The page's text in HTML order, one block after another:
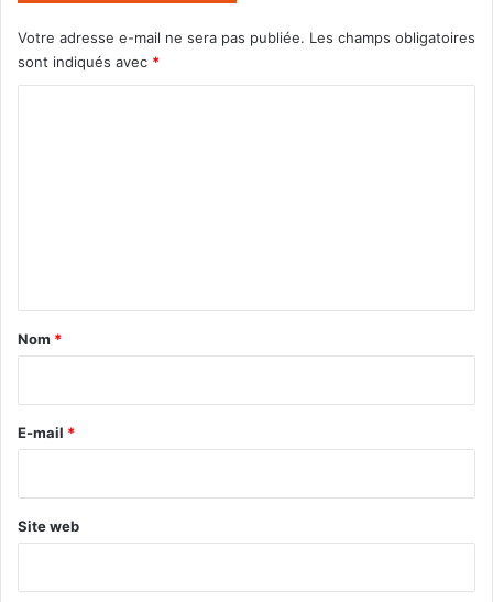
Votre adresse e-mail ne sera pas publiée. Les champs obligatoires
sont indiqués avec *
a
e
Nom *
E-mail *
Site web